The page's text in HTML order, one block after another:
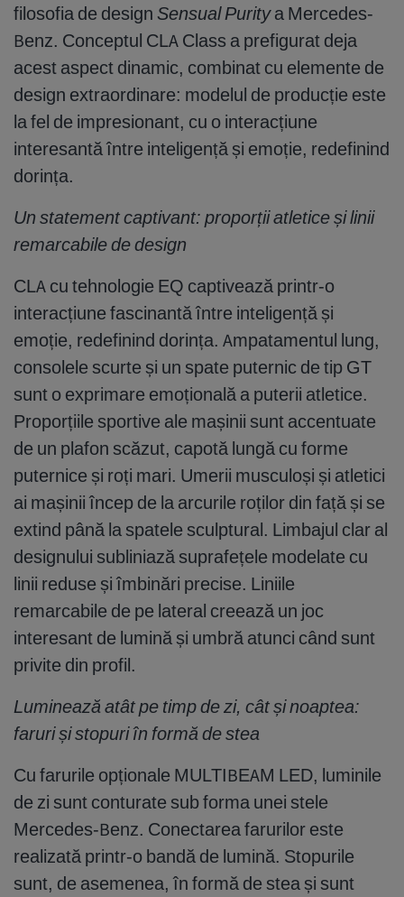
filosofia de design Sensual Puritya Mercedes-
Benz. Conceptul CLA Class a prefigurat deja
acest aspect dinamic, combinat cu elemente de
design extraordinare: modelul de producție este
la fel de impresionant, cu o interacțiune
interesantă între inteligență și emoție, redefinind
dorința.
Un statement captivant: proporții atletice și linii
remarcabile de design
CLA cu tehnologie EQ captivează printr-o
interacțiune fascinantă între inteligență și
emoție, redefinind dorința. Ampatamentul lung,
consolele scurte și un spate puternic de tip GT
sunt o exprimare emoțională a puterii atletice.
Proporțiile sportive ale mașinii sunt accentuate
de un plafon scăzut, capotă lungă cu forme
puternice și roți mari. Umerii musculoși și atletici
ai mașinii încep de la arcurile roților din față și se
extind până la spatele sculptural. Limbajul clar al
designului subliniază suprafețele modelate cu
linii reduse și îmbinări precise. Liniile
remarcabile de pe lateral creează un joc
interesant de lumină și umbră atunci când sunt
privite din profil.
Luminează atât pe timp de zi, cât și noaptea:
faruri și stopuri în formă de stea
Cu farurile opționale MULTIBEAM LED, luminile
de zi sunt conturate sub forma unei stele
Mercedes-Benz. Conectarea farurilor este
realizată printr-o bandă de lumină. Stopurile
sunt, de asemenea, în formă de stea și sunt